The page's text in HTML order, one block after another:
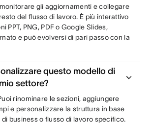
gli aggiornamenti e collegare
del flusso di lavoro. È più interattivo
PPT, PNG, PDF o Google Slides,
e può evolversi di pari passo con la
questo modello di
settore?
rinominare le sezioni, aggiungere
e personalizzare la struttura in base
business o flusso di lavoro specifico.